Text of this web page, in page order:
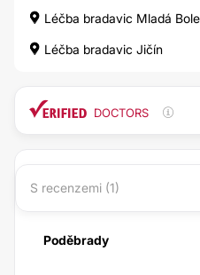
Léčba bradavic Mladá
Léčba bradavic Jičín
DOCTORS
S recenzemi (1)
Poděbrady